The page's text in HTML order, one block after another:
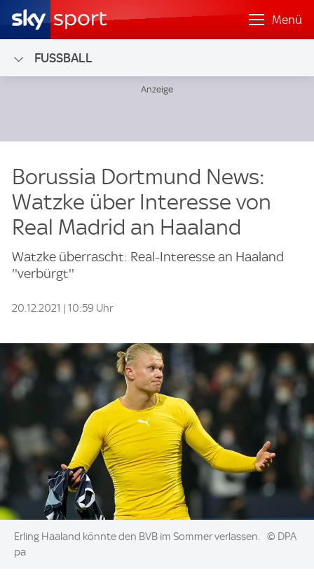
Menü
FUSSBALL
Borussia Dortmund News:
Watzke über Interesse von
Real Madrid an Haaland
Watzke überrascht: Real-Interesse an Haaland
''verbürgt''
20.12.2021 | 10:59 Uhr
Image:
Erling Haaland könnte den BVB im Sommer verlassen.
© DPA
pa